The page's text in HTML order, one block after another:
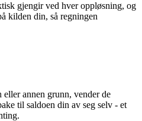
gjengir ved hver oppløsning, og
kilden din, så regningen
annen grunn, vender de
til saldoen din av seg selv - et